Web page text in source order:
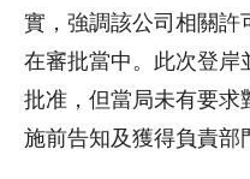
實，強調該公司相關許
在審批當中。此次登岸
批准，但當局未有要求
施前告知及獲得負責部